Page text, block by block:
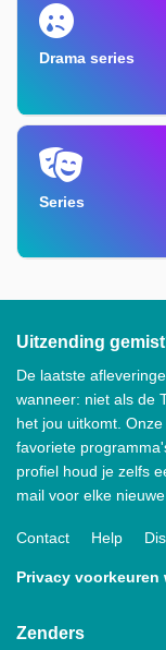
Drama series
Series
Uitzending
De laatste
wanneer: niet als de
het jou uitkomt.
favoriete
profiel houd je zelfs
mail voor elke
Contact Help
Privacy voorkeuren
Zenders